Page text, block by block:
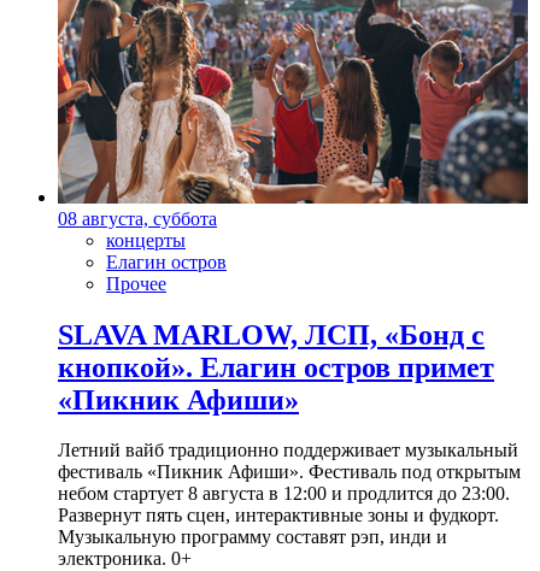
08 августа, суббота
концерты
Елагин остров
Прочее
SLAVA MARLOW, ЛСП, «Бонд с
кнопкой». Елагин остров примет
«Пикник Афиши»
Летний вайб традиционно поддерживает музыкальный
фестиваль «Пикник Афиши». Фестиваль под открытым
небом стартует 8 августа в 12:00 и продлится до 23:00.
Развернут пять сцен, интерактивные зоны и фудкорт.
Музыкальную программу составят рэп, инди и
электроника. 0+